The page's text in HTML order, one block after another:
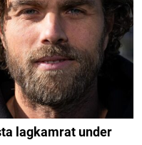
lagkamrat under